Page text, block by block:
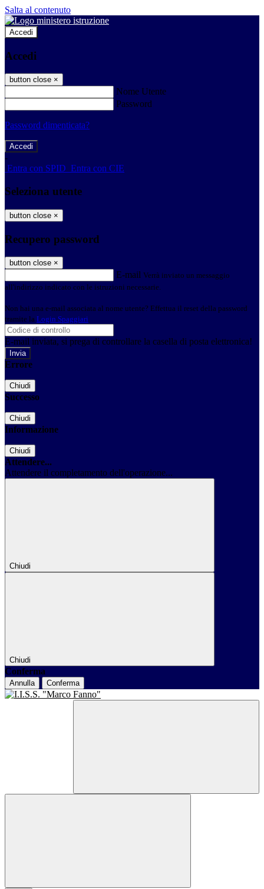
Salta al contenuto
Accedi
Accedi
button close ×
Nome Utente
Password
Password dimenticata?
-
Entra con SPID Entra con CIE
Seleziona utente
button close ×
Recupero password
button close ×
E-mail Verrà inviato un messaggio
all'indirizzo indicato con le istruzioni necessarie.
Non hai una e-mail associata al nome utente? Effettua il reset della password
tramite la Login Spaggiari
E-mail inviata, si prega di controllare la casella di posta elettronica!
Errore
Chiudi
Successo
Chiudi
Informazione
Chiudi
Attendere...
Attendere il completamento dell'operazione...
Chiudi
Chiudi
Conferma
Annulla Conferma